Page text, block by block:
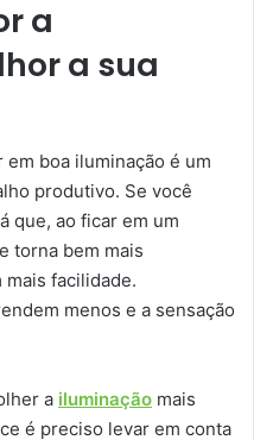
a
a sua
boa iluminação é um
produtivo. Se você
que, ao ficar em um
torna bem mais
mais facilidade.
menos e a sensação
a iluminação mais
é preciso levar em conta